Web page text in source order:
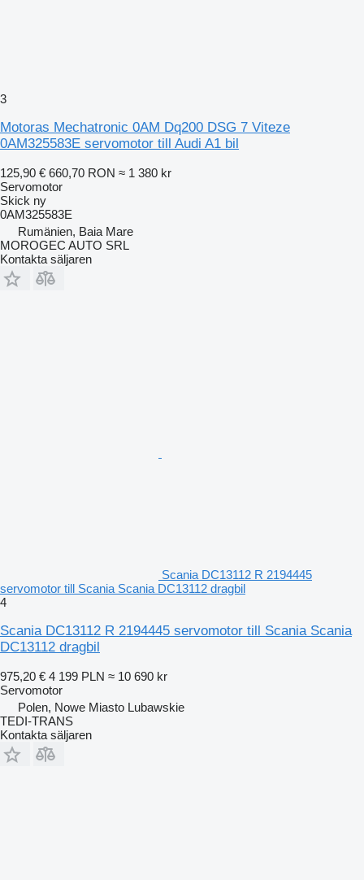
3
Motoras Mechatronic 0AM Dq200 DSG 7 Viteze
0AM325583E servomotor till Audi A1 bil
125,90 € 660,70 RON ≈ 1 380 kr
Servomotor
Skick ny
0AM325583E
Rumänien, Baia Mare
MOROGEC AUTO SRL
Kontakta säljaren
Scania DC13112 R 2194445
servomotor till Scania Scania DC13112 dragbil
4
Scania DC13112 R 2194445 servomotor till Scania Scania
DC13112 dragbil
975,20 € 4 199 PLN ≈ 10 690 kr
Servomotor
Polen, Nowe Miasto Lubawskie
TEDI-TRANS
Kontakta säljaren